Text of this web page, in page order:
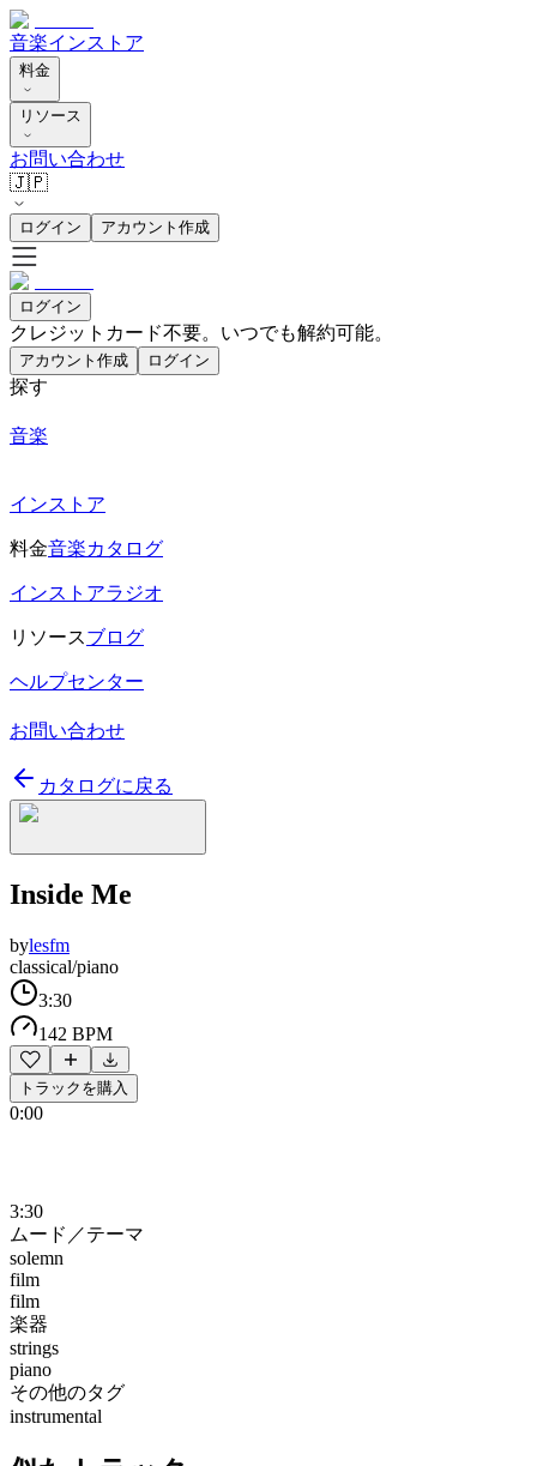
音楽インストア
料金
リソース
お問い合わせ
🇯🇵
ログイン アカウント作成
ログイン
クレジットカード不要。いつでも解約可能。
アカウント作成 ログイン
探す
音楽
インストア
料金音楽カタログ
インストアラジオ
リソースブログ
ヘルプセンター
お問い合わせ
カタログに戻る
Inside Me
bylesfm
classical/piano
3:30
142 BPM
トラックを購入
0:00
3:30
ムード／テーマ
solemn
film
film
楽器
strings
piano
その他のタグ
instrumental